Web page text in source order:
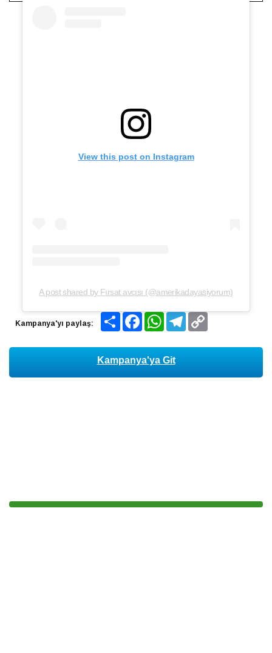
View this post on Instagram
A post shared by Fırsat avcısı (@amerikadayasiyorum)
Kampanya'yı paylaş:
Share FacebookWhatsAppTelegram
Kampanya'ya Git